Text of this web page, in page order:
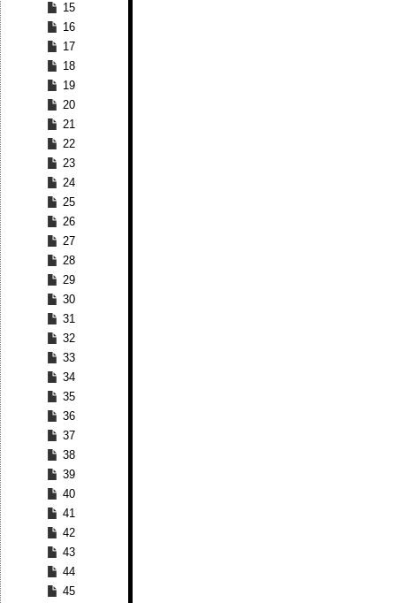
15
16
17
18
19
20
21
22
23
24
25
26
27
28
29
30
31
32
33
34
35
36
37
38
39
40
41
42
43
44
45